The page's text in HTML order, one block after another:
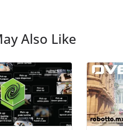
Also Like